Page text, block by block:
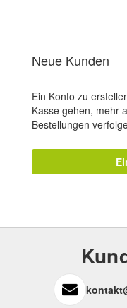
Neue Kunden
Ein Konto zu
Kasse gehen, mehr
Bestellungen